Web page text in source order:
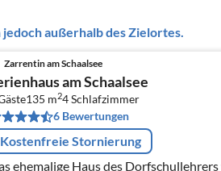
außerhalb des Zielortes.
Zarrentin am Schaalsee
am Schaalsee
135 m24Schlafzimmer
6 Bewertungen
Kostenfreie Stornierung
ehemalige Haus des